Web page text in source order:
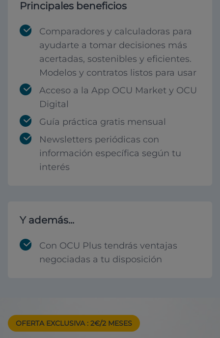
Principales beneficios
Comparadores y calculadoras para
ayudarte a tomar decisiones más
acertadas, sostenibles y eficientes.
Modelos y contratos listos para usar
Acceso a la App OCU Market y OCU
Digital
Guía práctica gratis mensual
Newsletters periódicas con
información específica según tu
interés
Y además...
Con OCU Plus tendrás ventajas
negociadas a tu disposición
OFERTA EXCLUSIVA : 2€/2 MESES